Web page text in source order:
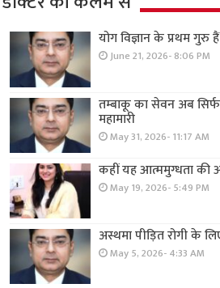
योग विज्ञान के प्रथम गुरु
June 21, 2026- 8:06 PM
तम्बाकू का सेवन अब
महामारी
May 31, 2026- 11:17 AM
कहीं यह आत्ममुग्धता की
May 19, 2026- 5:49 PM
अस्थमा पीड़ित रोगी के
May 5, 2026- 4:33 AM